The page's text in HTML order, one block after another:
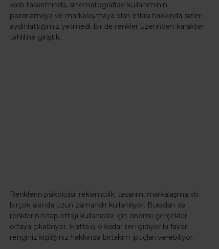
web tasarımında, sinematografide kullanımının
pazarlamaya ve markalaşmaya olan etkisi hakkında sizleri
aydınlattığımız yetmedi; bir de renkler üzerinden karakter
tahliline giriştik.
Renklerin psikolojisi; reklamcılık, tasarım, markalaşma vb.
birçok alanda uzun zamandır kullanılıyor. Buradan da
renklerin hitap ettiği kullanıcılar için önemli gerçekler
ortaya çıkabiliyor. Hatta iş o kadar ileri gidiyor ki favori
renginiz kişiliğiniz hakkında birtakım ipuçları verebiliyor.